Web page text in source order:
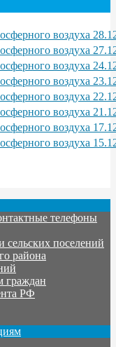
воздуха
воздуха
воздуха
воздуха
воздуха
воздуха
воздуха
воздуха
телефоны
поселений
района
граждан
РФ